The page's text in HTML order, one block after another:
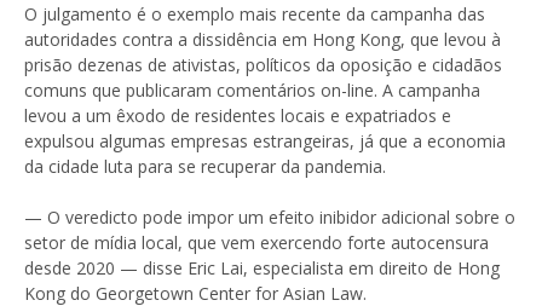
O julgamento é o exemplo mais recente da campanha das
autoridades contra a dissidência em Hong Kong, que levou à
prisão dezenas de ativistas, políticos da oposição e cidadãos
comuns que publicaram comentários on-line. A campanha
levou a um êxodo de residentes locais e expatriados e
expulsou algumas empresas estrangeiras, já que a economia
da cidade luta para se recuperar da pandemia.
— O veredicto pode impor um efeito inibidor adicional sobre o
setor de mídia local, que vem exercendo forte autocensura
desde 2020 — disse Eric Lai, especialista em direito de Hong
Kong do Georgetown Center for Asian Law.